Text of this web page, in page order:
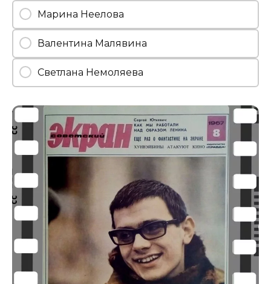
Марина Неелова
Валентина Малявина
Светлана Немоляева